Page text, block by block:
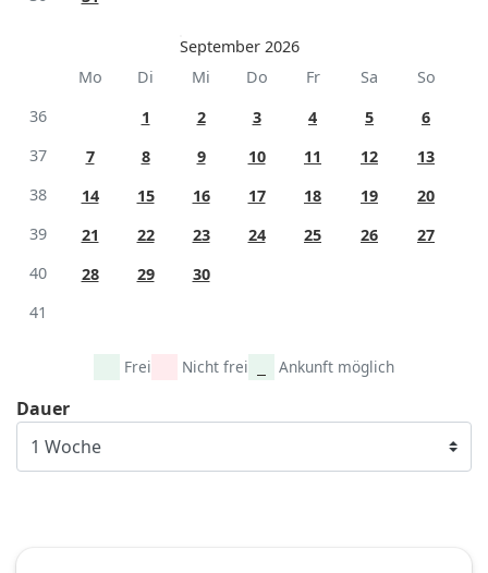
September 2026
Mo
Di Mi Do Fr Sa
So
36
1 2 3 4 5
6
37
7 8 9 10 11 12
13
38
14 15 16 17 18 19
20
39
21 22 23 24 25 26
27
40
28 29
30
41
Frei Nicht frei Ankunft möglich
Dauer